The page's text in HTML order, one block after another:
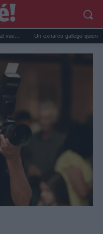
Un exnarco gallego quiere montar su